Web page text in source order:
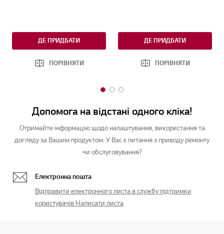
ДЕ ПРИДБАТИ
ПОРІВНЯТИ
ДЕ ПРИДБАТИ
ПОРІВНЯТИ
1
f
2
f
3
f
Допомога на відстані одного кліка!
Отримайте інформацію щодо налаштування, використання та
догляду за Вашим продуктом. У Вас є питання з приводу ремонту
чи обслуговування?
Електронна пошта
Відправити електронного листа в службу підтримки
користувачів Написати листа